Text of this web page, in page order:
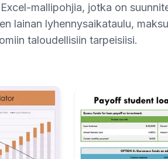
mallipohjia, jotka on
lainan lyhennysaikataulu,
omiin taloudellisiin tarpeisiisi.